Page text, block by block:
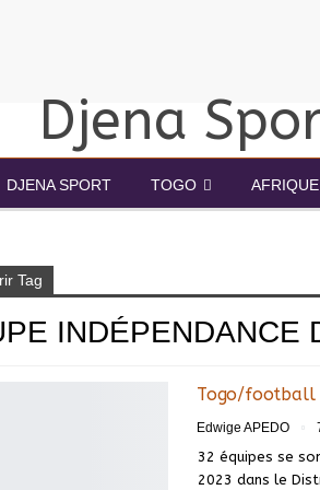
DJENA SPORT TOGO AFRIQUE
Tag
INDÉPENDANCE
Togo/football
Edwige APEDO
32 équipes se
2023 dans le